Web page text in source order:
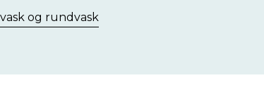
og rundvask